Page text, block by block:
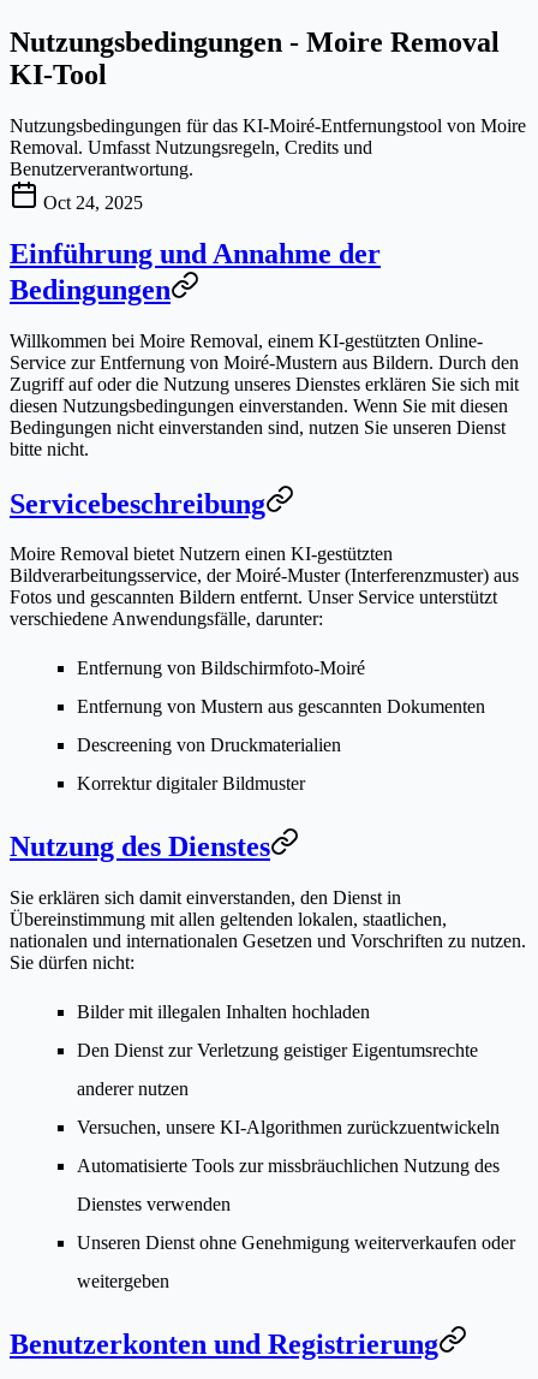
Nutzungsbedingungen - Moire Removal
KI-Tool
Nutzungsbedingungen für das KI-Moiré-Entfernungstool von Moire
Removal. Umfasst Nutzungsregeln, Credits und
Benutzerverantwortung.
Oct 24, 2025
Einführung und Annahme der
Bedingungen
Willkommen bei Moire Removal, einem KI-gestützten Online-
Service zur Entfernung von Moiré-Mustern aus Bildern. Durch den
Zugriff auf oder die Nutzung unseres Dienstes erklären Sie sich mit
diesen Nutzungsbedingungen einverstanden. Wenn Sie mit diesen
Bedingungen nicht einverstanden sind, nutzen Sie unseren Dienst
bitte nicht.
Servicebeschreibung
Moire Removal bietet Nutzern einen KI-gestützten
Bildverarbeitungsservice, der Moiré-Muster (Interferenzmuster) aus
Fotos und gescannten Bildern entfernt. Unser Service unterstützt
verschiedene Anwendungsfälle, darunter:
Entfernung von Bildschirmfoto-Moiré
Entfernung von Mustern aus gescannten Dokumenten
Descreening von Druckmaterialien
Korrektur digitaler Bildmuster
Nutzung des Dienstes
Sie erklären sich damit einverstanden, den Dienst in
Übereinstimmung mit allen geltenden lokalen, staatlichen,
nationalen und internationalen Gesetzen und Vorschriften zu nutzen.
Sie dürfen nicht:
Bilder mit illegalen Inhalten hochladen
Den Dienst zur Verletzung geistiger Eigentumsrechte
anderer nutzen
Versuchen, unsere KI-Algorithmen zurückzuentwickeln
Automatisierte Tools zur missbräuchlichen Nutzung des
Dienstes verwenden
Unseren Dienst ohne Genehmigung weiterverkaufen oder
weitergeben
Benutzerkonten und Registrierung